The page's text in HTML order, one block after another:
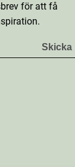
för att få